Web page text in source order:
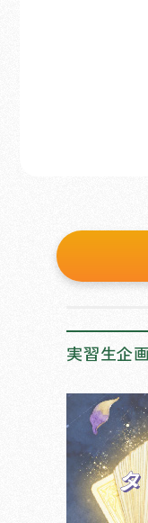
実習生企画